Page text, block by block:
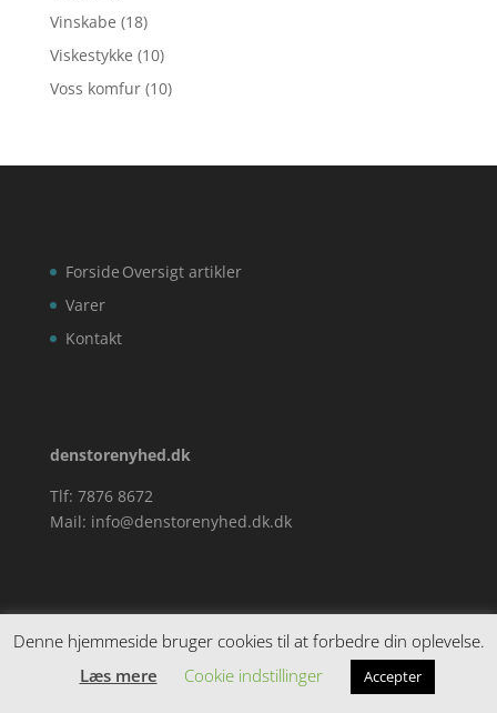
Vinskabe (18)
Viskestykke (10)
Voss komfur (10)
Forside
Varer
Kontakt
Oversigt artikler
denstorenyhed.dk
Tlf: 7876 8672
Mail: info@denstorenyhed.dk.dk
Denne hjemmeside bruger cookies til at forbedre din oplevelse.
Læs mere
Cookie indstillinger Accepter